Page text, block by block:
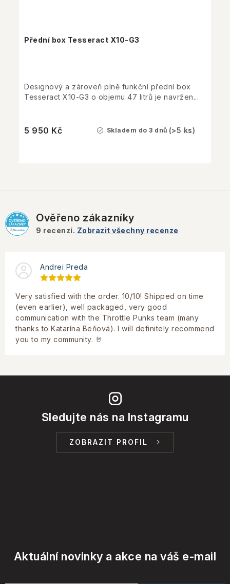
Přední box Tesseract X10-G3
Skladem do 3 dnů (>5 ks)
5 950 Kč
Designový a zároveň plně funkční přední box
Tesseract X10-G3 o objemu 47 litrů je navržen...
Ověřeno zákazníky
9 recenzí. Zobrazit všechny recenze
Andrei Preda
Very satisfied with the order. 10/10! Shipped on time
(even earlier), well packaged, very good
communication with the Throttle Punks team (many
thanks to Katarína Beňová). I will definitely recommend
you to my community. 🤘
Sledujte nás na Instagramu
ZOBRAZIT PROFIL
Aktuální novinky a akce na váš e-mail